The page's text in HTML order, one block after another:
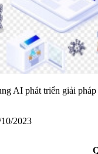
AI phát triển giải
2023